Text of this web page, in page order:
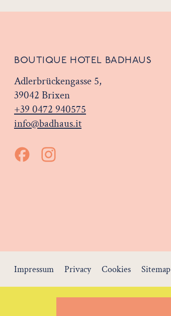
BOUTIQUE HOTEL BADHAUS
Adlerbrückengasse 5,
39042 Brixen
+39 0472 940575
info@badhaus.it
Impressum Privacy Cookies Sitemap